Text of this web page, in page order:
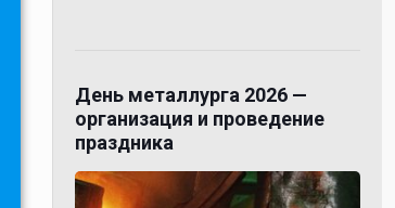
День металлурга 2026 —
организация и проведение
праздника